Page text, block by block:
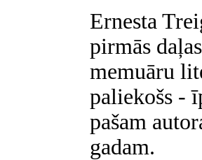
Ernesta
pirmās
memuāru
paliekošs -
pašam
gadam.